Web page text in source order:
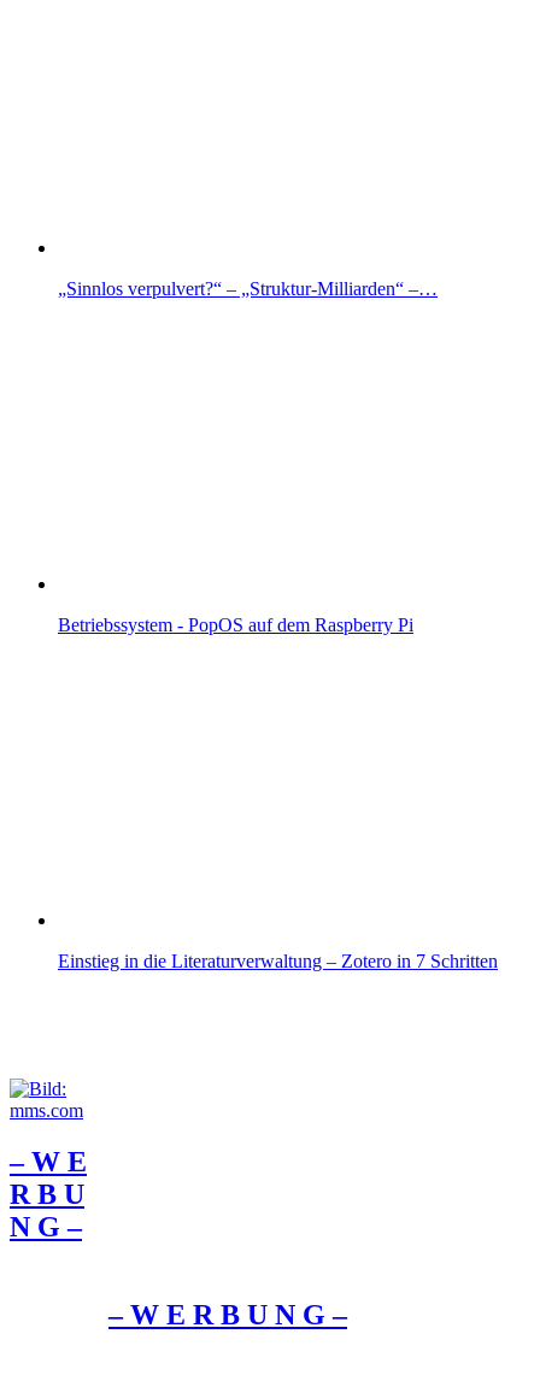
„Sinnlos verpulvert?“ – „Struktur-Milliarden“ –…
Betriebssystem - PopOS auf dem Raspberry Pi
Einstieg in die Literaturverwaltung – Zotero in 7 Schritten
– W Ε
R Β U
Ν G –
– W Ε R Β U Ν G –